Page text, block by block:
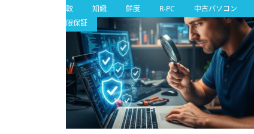
較
知識 鮮度 R-PC 中古パソコン
限保証